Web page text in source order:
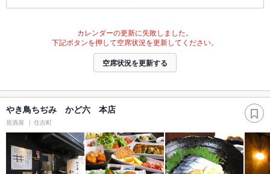
カレンダーの更新に失敗しました。
下記ボタンを押して空席状況を更新してください。
空席状況を更新する
やき鳥ちぢみ かど六 本店
居酒屋 住吉町